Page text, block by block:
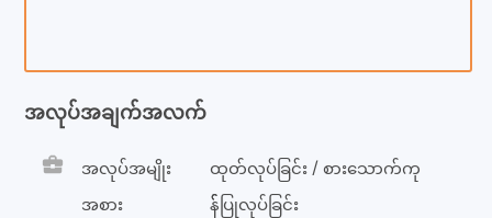
အလုပ်အချက်အလက်
business_center
အလုပ်အမျိုး
အစား
ထုတ်လုပ်ခြင်း / စားသောက်ကု
န််ပြုလုပ်ခြင်း